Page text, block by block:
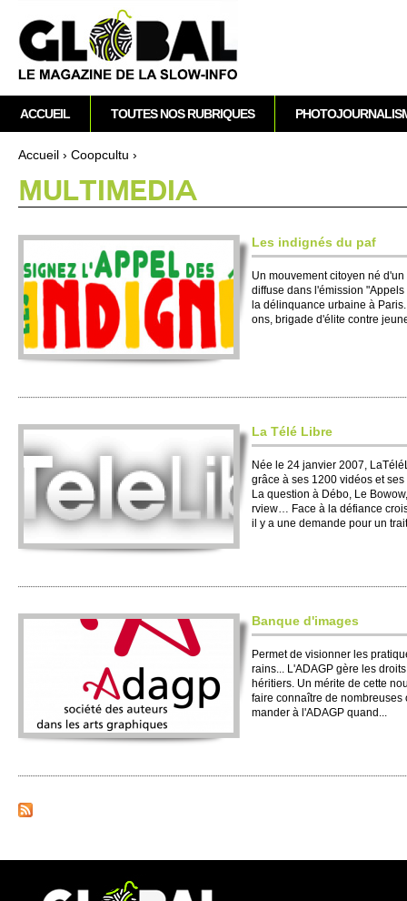
Vous êtes ici
Accueil › Co­opcultu ›
MULTI­MEDIA
Les indignés du paf
Un mouve­ment ci­to­yen né
diffuse dans l'émission
la délin­quance urbaine à
ons, brigade d'élite contre
La Télé Libre
Née le 24 janvier 2007,
grâce à ses 1200 vidéos et
La question à Débo, Le
rview… Face à la défiance
il y a une de­mande pour un
Banque d'images
Permet de vi­si­onner les
rains... L'ADAGP gère les
héri­ti­ers. Un mérite de cette
faire connaître de
mander à l'ADAGP quand...
M
e
n
p
r
i
c
p
a
l
ACCUEIL TOUTES NOS RUBRIQUES